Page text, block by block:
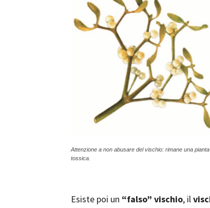
Attenzione a non abusare del vischio: rimane una pianta
tossica.
Esiste poi un “falso” vischio, il